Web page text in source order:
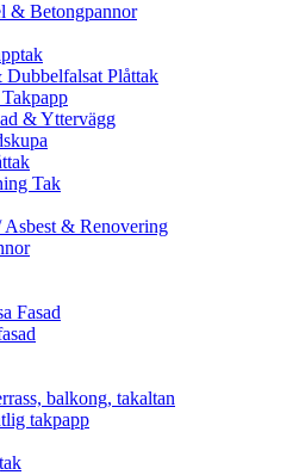
& Betongpannor
Plåttak
& Yttervägg
Tak
Asbest & Renovering
Fasad
balkong, takaltan
takpapp